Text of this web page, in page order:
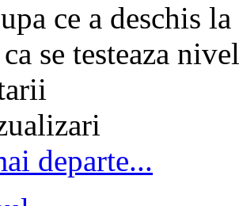
ce a deschis
se testeaza
departe...